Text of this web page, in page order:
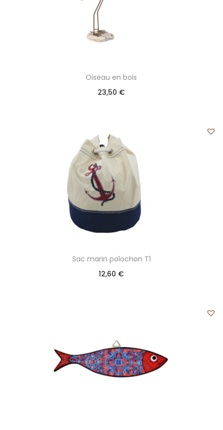
Oiseau en bois
23,50 €
Sac marin polochon T1
12,60 €